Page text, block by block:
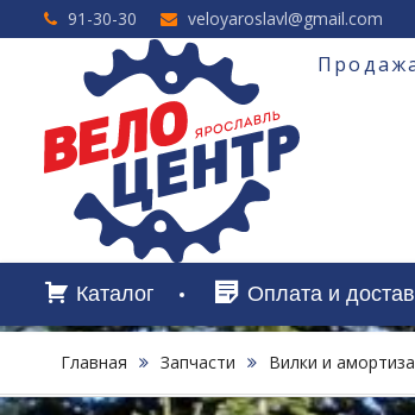
Перейти
к
91-30-30 veloyaroslavl@gmail.com
Каталог Оплата и
Главная Запчасти Вилки и